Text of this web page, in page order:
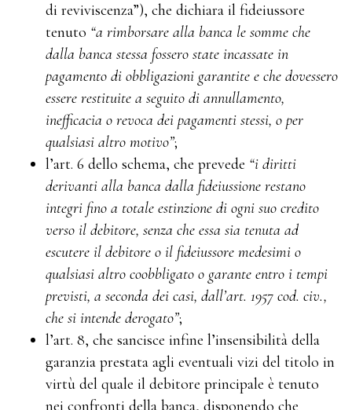
di reviviscenza”), che dichiara il fideiussore
tenuto “a rimborsare alla banca le somme che
dalla banca stessa fossero state incassate in
pagamento di obbligazioni garantite e che dovessero
essere restituite a seguito di annullamento,
inefficacia o revoca dei pagamenti stessi, o per
qualsiasi altro motivo”;
l’art. 6 dello schema, che prevede “i diritti
derivanti alla banca dalla fideiussione restano
integri fino a totale estinzione di ogni suo credito
verso il debitore, senza che essa sia tenuta ad
escutere il debitore o il fideiussore medesimi o
qualsiasi altro coobbligato o garante entro i tempi
previsti, a seconda dei casi, dall’art. 1957 cod. civ.,
che si intende derogato”;
l’art. 8, che sancisce infine l’insensibilità della
garanzia prestata agli eventuali vizi del titolo in
virtù del quale il debitore principale è tenuto
nei confronti della banca, disponendo che